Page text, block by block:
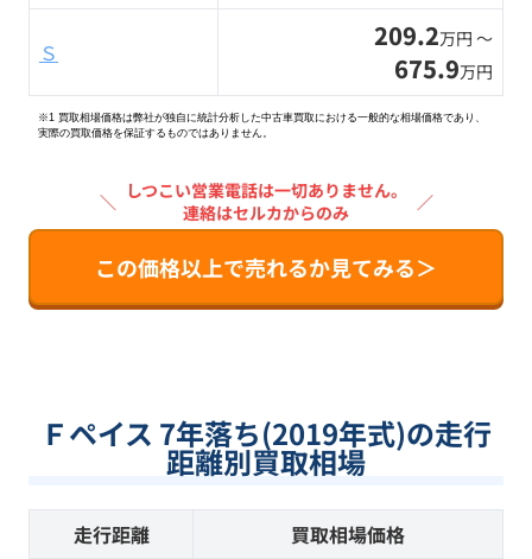
Ｓ 209.2万円 〜
675.9万円
※1 買取相場価格は弊社が独自に統計分析した中古車買取における一般的な相場価格であり、
実際の買取価格を保証するものではありません。
＼ しつこい営業電話は一切ありません。
連絡はセルカからのみ
／
この価格以上で売れるか見てみる＞
Ｆペイス 7年落ち(2019年式)の走行
距離別買取相場
走行距離 買取相場価格